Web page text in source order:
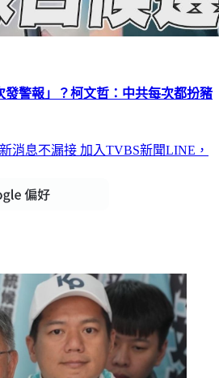
發警報」？柯文哲：中共每次都扮豬
消息不漏接 加入TVBS新聞LINE，